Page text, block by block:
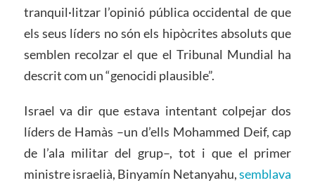
tranquil·litzar l’opinió pública occidental de que
els seus líders no són els hipòcrites absoluts que
semblen recolzar el que el Tribunal Mundial ha
descrit com un “genocidi plausible”.
Israel va dir que estava intentant colpejar dos
líders de Hamàs –un d’ells Mohammed Deif, cap
de l’ala militar del grup–, tot i que el primer
ministre israelià, Binyamín Netanyahu,semblava